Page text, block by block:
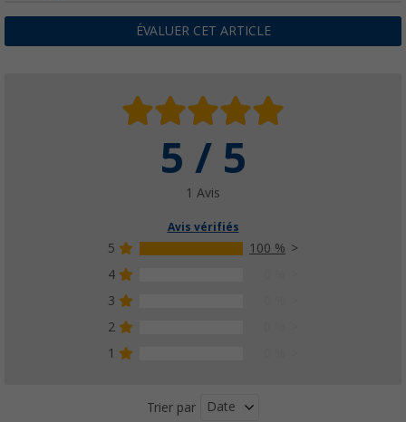
ÉVALUER CET ARTICLE
5 / 5
1 Avis
Avis vérifiés
5
100 %
4
3
2
1
Trier par Date